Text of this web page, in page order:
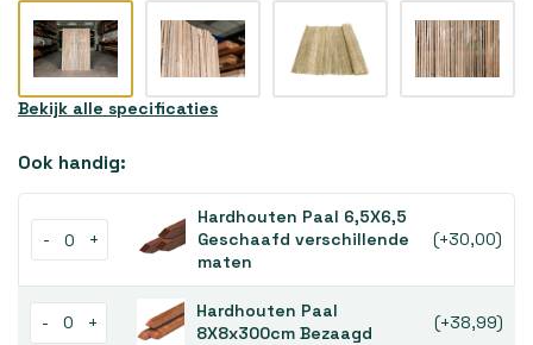
Bekijk alle specificaties
Ook handig:
- +
Hardhouten Paal 6,5X6,5
Geschaafd verschillende
maten
(+30,00)
- +
Hardhouten Paal
8X8x300cm Bezaagd
(+38,99)